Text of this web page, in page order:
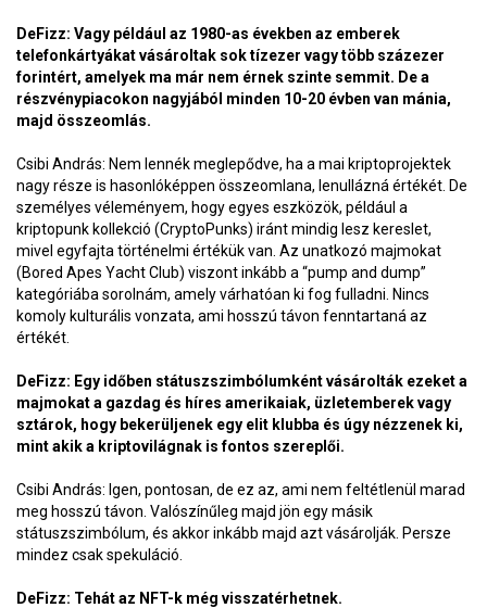
DeFizz: Vagy például az 1980-as években az emberek
telefonkártyákat vásároltak sok tízezer vagy több százezer
forintért, amelyek ma már nem érnek szinte semmit. De a
részvénypiacokon nagyjából minden 10-20 évben van mánia,
majd összeomlás.
Csibi András: Nem lennék meglepődve, ha a mai kriptoprojektek
nagy része is hasonlóképpen összeomlana, lenullázná értékét. De
személyes véleményem, hogy egyes eszközök, például a
kriptopunk kollekció (CryptoPunks) iránt mindig lesz kereslet,
mivel egyfajta történelmi értékük van. Az unatkozó majmokat
(Bored Apes Yacht Club) viszont inkább a “pump and dump”
kategóriába sorolnám, amely várhatóan ki fog fulladni. Nincs
komoly kulturális vonzata, ami hosszú távon fenntartaná az
értékét.
DeFizz: Egy időben státuszszimbólumként vásárolták ezeket a
majmokat a gazdag és híres amerikaiak, üzletemberek vagy
sztárok, hogy bekerüljenek egy elit klubba és úgy nézzenek ki,
mint akik a kriptovilágnak is fontos szereplői.
Csibi András: Igen, pontosan, de ez az, ami nem feltétlenül marad
meg hosszú távon. Valószínűleg majd jön egy másik
státuszszimbólum, és akkor inkább majd azt vásárolják. Persze
mindez csak spekuláció.
DeFizz: Tehát az NFT-k még visszatérhetnek.